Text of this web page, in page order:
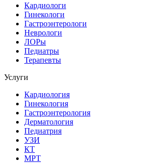
Кардиологи
Гинекологи
Гастроэнтерологи
Неврологи
ЛОРы
Педиатры
Терапевты
Услуги
Кардиология
Гинекология
Гастроэнтерология
Дерматология
Педиатрия
УЗИ
КТ
МРТ